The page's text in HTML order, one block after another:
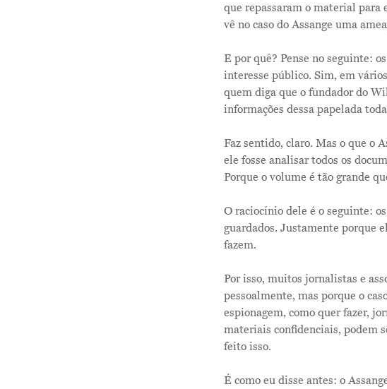
que repassaram o material para
vê no caso do Assange uma
E por quê? Pense no seguinte:
interesse público. Sim, em
quem diga que o fundador do
informações dessa papelada
Faz sentido, claro. Mas o que o
ele fosse analisar todos os
Porque o volume é tão grande
O raciocínio dele é o seguinte:
guardados. Justamente porque
fazem.
Por isso, muitos jornalistas e
pessoalmente, mas porque o
espionagem, como quer fazer,
materiais confidenciais, podem
feito isso.
É como eu disse antes: o